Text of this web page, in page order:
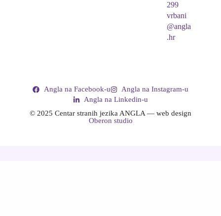
299
vrbani
@angla
.hr
Angla na Facebook-u
Angla na Instagram-u
Angla na Linkedin-u
© 2025 Centar stranih jezika ANGLA — web design
Oberon studio